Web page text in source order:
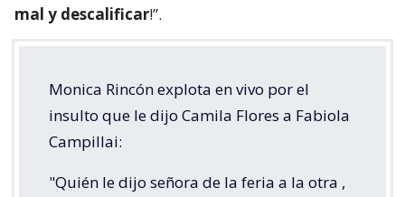
mal y descalificar!”.
Monica Rincón explota en vivo por el
insulto que le dijo Camila Flores a Fabiola
Campillai:
"Quién le dijo señora de la feria a la otra ,